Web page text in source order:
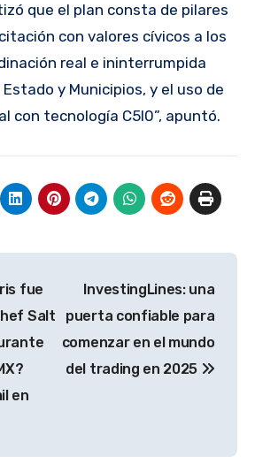
que el plan consta de pilares
con valores cívicos a los
real e ininterrumpida
y Municipios, y el uso de
con tecnología C5l0”, apuntó.
fue
Salt
en
InvestingLines: una
puerta confiable para
comenzar en el mundo
del trading en 2025